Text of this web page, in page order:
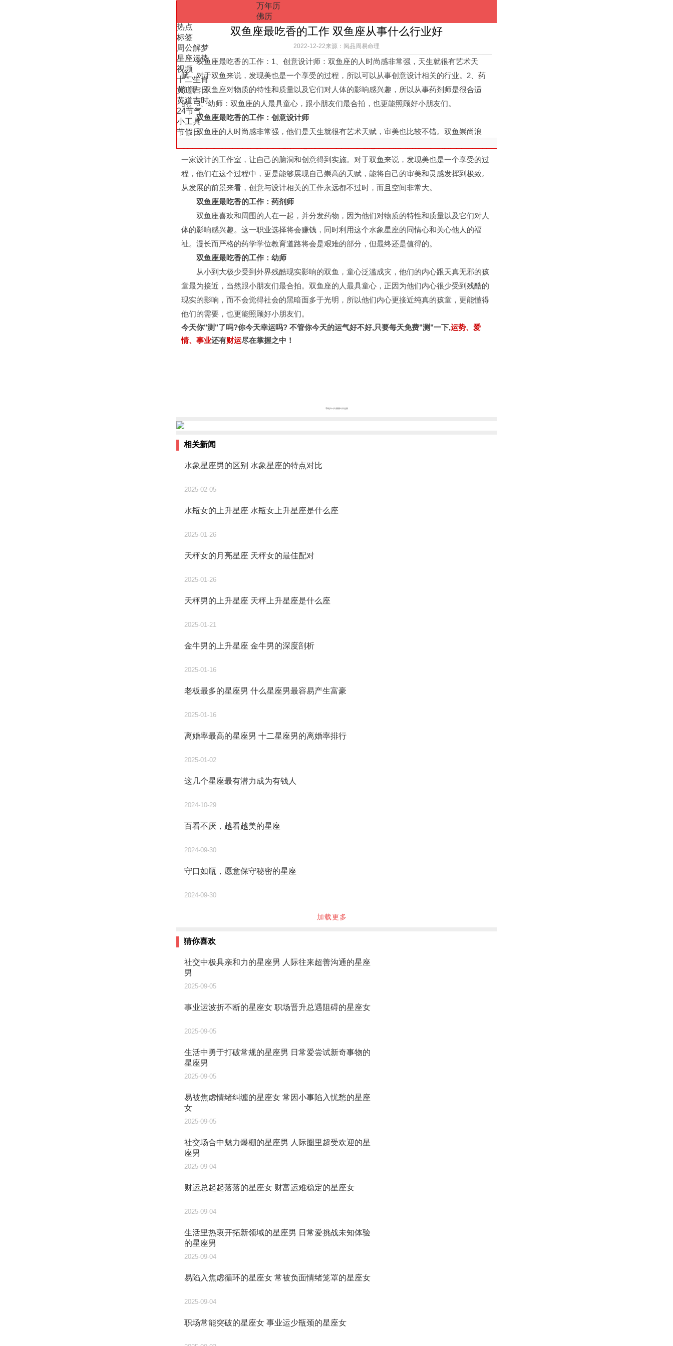
万年历
佛历
热点
标签
周公解梦
星座运势
视频
十二生肖
黄道吉日
黄道吉时
24节气
小工具
节假日
双鱼座最吃香的工作 双鱼座从事什么行业好
2022-12-22来源：阅品周易命理
双鱼座最吃香的工作：1、创意设计师：双鱼座的人时尚感非常强，天生就很有艺术天
赋，对于双鱼来说，发现美也是一个享受的过程，所以可以从事创意设计相关的行业。2、药
剂师：双鱼座对物质的特性和质量以及它们对人体的影响感兴趣，所以从事药剂师是很合适
的。3、幼师：双鱼座的人最具童心，跟小朋友们最合拍，也更能照顾好小朋友们。
双鱼座最吃香的工作：创意设计师
双鱼座的人时尚感非常强，他们是天生就很有艺术天赋，审美也比较不错。双鱼崇尚浪
一家设计的工作室，让自己的脑洞和创意得到实施。对于双鱼来说，发现美也是一个享受的过
程，他们在这个过程中，更是能够展现自己崇高的天赋，能将自己的审美和灵感发挥到极致。
从发展的前景来看，创意与设计相关的工作永远都不过时，而且空间非常大。
双鱼座最吃香的工作：药剂师
双鱼座喜欢和周围的人在一起，并分发药物，因为他们对物质的特性和质量以及它们对人
体的影响感兴趣。这一职业选择将会赚钱，同时利用这个水象星座的同情心和关心他人的福
祉。漫长而严格的药学学位教育道路将会是艰难的部分，但最终还是值得的。
双鱼座最吃香的工作：幼师
从小到大极少受到外界残酷现实影响的双鱼，童心泛滥成灾，他们的内心跟天真无邪的孩
童最为接近，当然跟小朋友们最合拍。双鱼座的人最具童心，正因为他们内心很少受到残酷的
现实的影响，而不会觉得社会的黑暗面多于光明，所以他们内心更接近纯真的孩童，更能懂得
他们的需要，也更能照顾好小朋友们。
今天你"测"了吗?你今天幸运吗? 不管你今天的运气好不好,只要每天免费"测"一下,运势、爱
情、事业还有财运尽在掌握之中！
手机扫一扫,测测今日运势
相关新闻
水象星座男的区别 水象星座的特点对比
2025-02-05
水瓶女的上升星座 水瓶女上升星座是什么座
2025-01-26
天秤女的月亮星座 天秤女的最佳配对
2025-01-26
天秤男的上升星座 天秤上升星座是什么座
2025-01-21
金牛男的上升星座 金牛男的深度剖析
2025-01-16
老板最多的星座男 什么星座男最容易产生富豪
2025-01-16
离婚率最高的星座男 十二星座男的离婚率排行
2025-01-02
这几个星座最有潜力成为有钱人
2024-10-29
百看不厌，越看越美的星座
2024-09-30
守口如瓶，愿意保守秘密的星座
2024-09-30
加载更多
猜你喜欢
社交中极具亲和力的星座男 人际往来超善沟通的星座
男
2025-09-05
事业运波折不断的星座女 职场晋升总遇阻碍的星座女
2025-09-05
生活中勇于打破常规的星座男 日常爱尝试新奇事物的
星座男
2025-09-05
易被焦虑情绪纠缠的星座女 常因小事陷入忧愁的星座
女
2025-09-05
社交场合中魅力爆棚的星座男 人际圈里超受欢迎的星
座男
2025-09-04
财运总起起落落的星座女 财富运难稳定的星座女
2025-09-04
生活里热衷开拓新领域的星座男 日常爱挑战未知体验
的星座男
2025-09-04
易陷入焦虑循环的星座女 常被负面情绪笼罩的星座女
2025-09-04
职场常能突破的星座女 事业运少瓶颈的星座女